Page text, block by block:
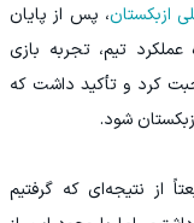
ازبکستان، پس از پایان
تیم، تجربه بازی
کرد و تأکید داشت که
شود.
از نتیجه‌ای که گرفتیم